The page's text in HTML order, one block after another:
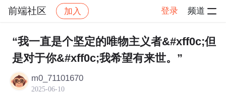
前端社区 加入 登录 频道
社区 前端社区 感慨 帖子详情
“我一直是个坚定的唯物主义者&#xff0c;但
是对于你&#xff0c;我希望有来世。”
m0_71101670
2025-06-10